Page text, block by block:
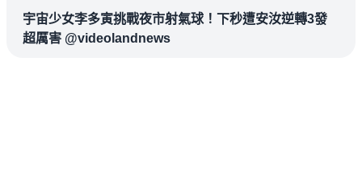
宇宙少女李多寅挑戰夜市射氣球！下秒遭安汝逆轉3發
超厲害 @videolandnews